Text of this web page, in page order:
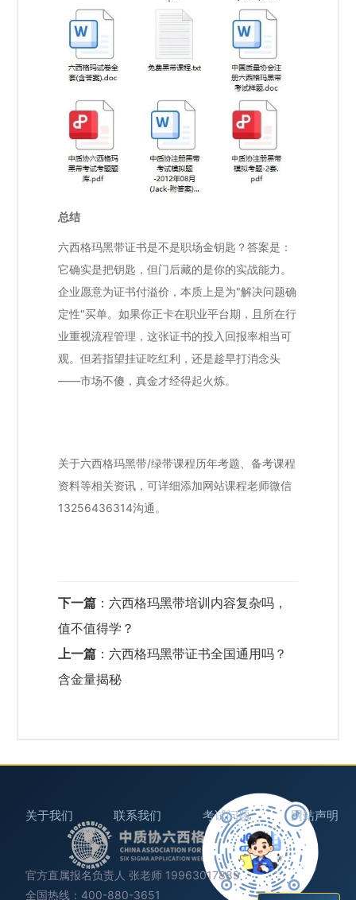
总结
六西格玛黑带证书是不是职场金钥匙？答案是：
它确实是把钥匙，但门后藏的是你的实战能力。
企业愿意为证书付溢价，本质上是为"解决问题确
定性"买单。如果你正卡在职业平台期，且所在行
业重视流程管理，这张证书的投入回报率相当可
观。但若指望挂证吃红利，还是趁早打消念头
——市场不傻，真金才经得起火炼。
关于六西格玛黑带/绿带课程历年考题、备考课程
资料等相关资讯，可详细添加网站课程老师微信
13256436314沟通。
下一篇 ： 六西格玛黑带培训内容复杂吗，
值不值得学？
上一篇 ： 六西格玛黑带证书全国通用吗？
含金量揭秘
关于我们 联系我们 考试问题 网站声明
官方直属报名负责人 张老师 19963017889
全国热线：400-880-3651